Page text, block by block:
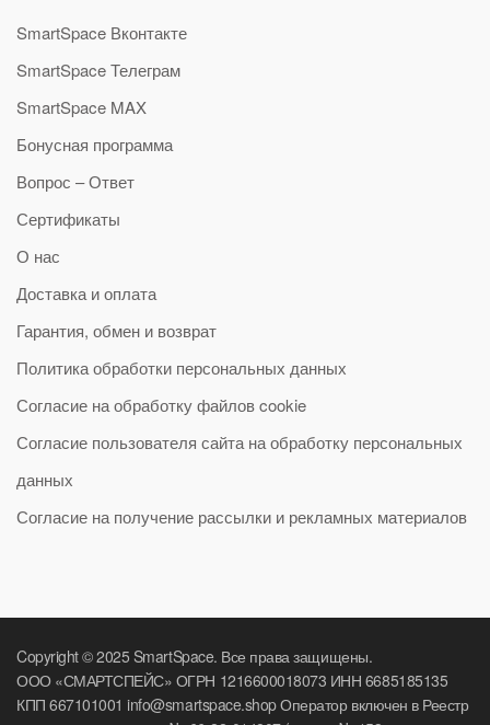
SmartSpace Вконтакте
SmartSpace Телеграм
SmartSpace MAX
Бонусная программа
Вопрос – Ответ
Сертификаты
О нас
Доставка и оплата
Гарантия, обмен и возврат
Политика обработки персональных данных
Согласие на обработку файлов cookie
Согласие пользователя сайта на обработку персональных
данных
Согласие на получение рассылки и рекламных материалов
Copyright © 2025 SmartSpace. Все права защищены.
ООО «СМАРТСПЕЙС» ОГРН 1216600018073 ИНН 6685185135
КПП 667101001 info@smartspace.shop Оператор включен в Реестр